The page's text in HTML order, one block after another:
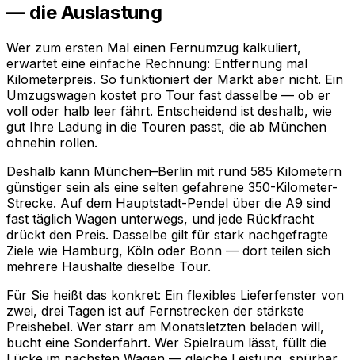
— die Auslastung
Wer zum ersten Mal einen Fernumzug kalkuliert,
erwartet eine einfache Rechnung: Entfernung mal
Kilometerpreis. So funktioniert der Markt aber nicht. Ein
Umzugswagen kostet pro Tour fast dasselbe — ob er
voll oder halb leer fährt. Entscheidend ist deshalb, wie
gut Ihre Ladung in die Touren passt, die ab München
ohnehin rollen.
Deshalb kann München–Berlin mit rund 585 Kilometern
günstiger sein als eine selten gefahrene 350-Kilometer-
Strecke. Auf dem Hauptstadt-Pendel über die A9 sind
fast täglich Wagen unterwegs, und jede Rückfracht
drückt den Preis. Dasselbe gilt für stark nachgefragte
Ziele wie Hamburg, Köln oder Bonn — dort teilen sich
mehrere Haushalte dieselbe Tour.
Für Sie heißt das konkret: Ein flexibles Lieferfenster von
zwei, drei Tagen ist auf Fernstrecken der stärkste
Preishebel. Wer starr am Monatsletzten beladen will,
bucht eine Sonderfahrt. Wer Spielraum lässt, füllt die